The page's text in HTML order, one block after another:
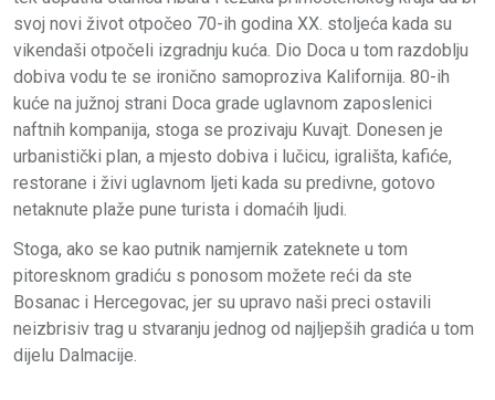
svoj novi život otpočeo 70-ih godina XX. stoljeća kada su
vikendaši otpočeli izgradnju kuća. Dio Doca u tom razdoblju
dobiva vodu te se ironično samoproziva Kalifornija. 80-ih
kuće na južnoj strani Doca grade uglavnom zaposlenici
naftnih kompanija, stoga se prozivaju Kuvajt. Donesen je
urbanistički plan, a mjesto dobiva i lučicu, igrališta, kafiće,
restorane i živi uglavnom ljeti kada su predivne, gotovo
netaknute plaže pune turista i domaćih ljudi.
Stoga, ako se kao putnik namjernik zateknete u tom
pitoresknom gradiću s ponosom možete reći da ste
Bosanac i Hercegovac, jer su upravo naši preci ostavili
neizbrisiv trag u stvaranju jednog od najljepših gradića u tom
dijelu Dalmacije.